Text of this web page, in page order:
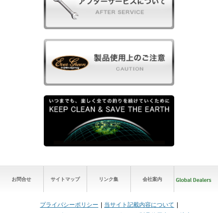
お問合せ サイトマップ リンク集 会社案内
プライバシーポリシー
当サイト記載内容について